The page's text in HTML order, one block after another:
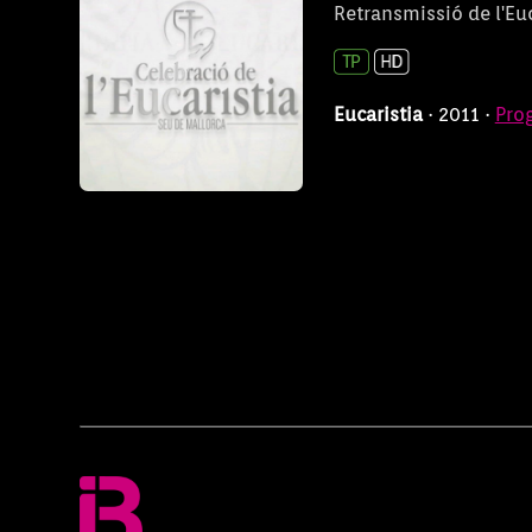
Retransmissió de
Eucaristia · 2011 ·